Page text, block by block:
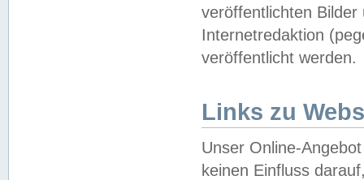
veröffentlichten
Internetredaktion
veröffentlicht werden.
Links zu
Unser Online-
keinen Einfluss